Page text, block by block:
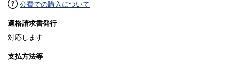
公費での購入について
適格請求書発行
対応します
支払方法等